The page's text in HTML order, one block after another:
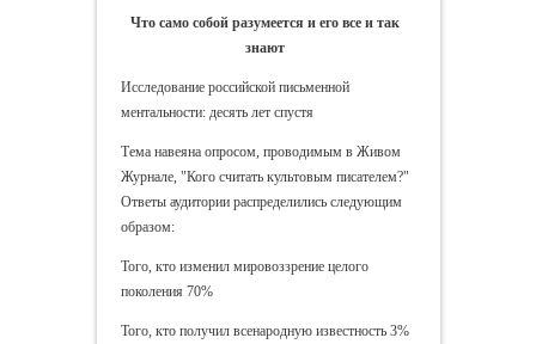
Что само собой разумеется и его все и так
знают
Исследование российской письменной
ментальности: десять лет спустя
Тема навеяна опросом, проводимым в Живом
Журнале, "Кого считать культовым писателем?"
Ответы аудитории распределились следующим
образом:
Того, кто изменил мировоззрение целого
поколения 70%
Того, кто получил всенародную известность 3%